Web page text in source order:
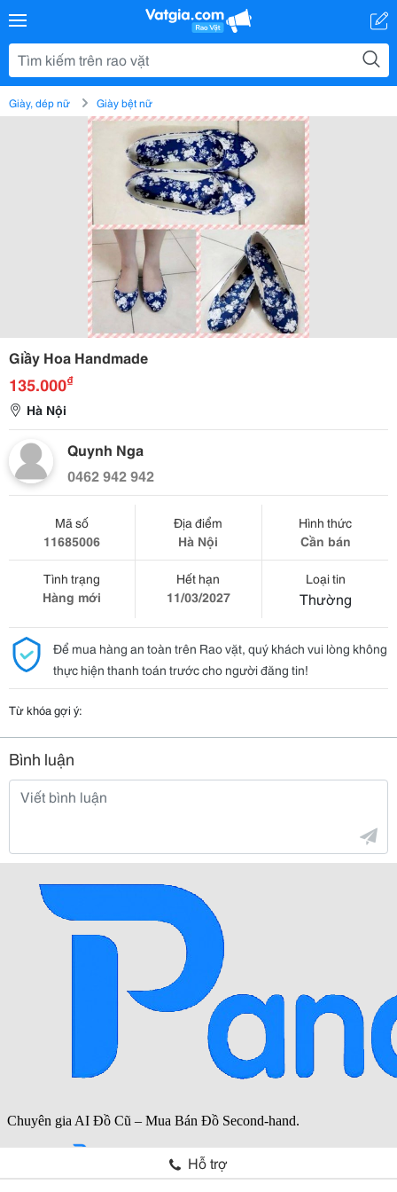
Giày, dép nữ Giày bệt nữ
Giầy Hoa Handmade
135.000₫
Hà Nội
Quynh Nga
0462 942 942
Mã số
11685006
Địa điểm
Hà Nội
Hình thức
Cần bán
Tình trạng
Hàng mới
Hết hạn
11/03/2027
Loại tin
Thường
Để mua hàng an toàn trên Rao vặt, quý khách vui lòng không
thực hiện thanh toán trước cho người đăng tin!
Từ khóa gợi ý:
Bình luận
Hỗ trợ